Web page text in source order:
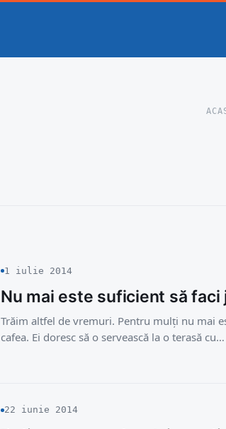
1 iulie 2014
Nu mai este suficient să
Trăim altfel de vremuri. Pentru mulți nu mai
cafea. Ei doresc să o servească la o terasă cu…
22 iunie 2014